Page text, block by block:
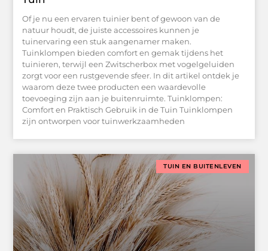
Of je nu een ervaren tuinier bent of gewoon van de
natuur houdt, de juiste accessoires kunnen je
tuinervaring een stuk aangenamer maken.
Tuinklompen bieden comfort en gemak tijdens het
tuinieren, terwijl een Zwitscherbox met vogelgeluiden
zorgt voor een rustgevende sfeer. In dit artikel ontdek je
waarom deze twee producten een waardevolle
toevoeging zijn aan je buitenruimte. Tuinklompen:
Comfort en Praktisch Gebruik in de Tuin Tuinklompen
zijn ontworpen voor tuinwerkzaamheden
TUIN EN BUITENLEVEN